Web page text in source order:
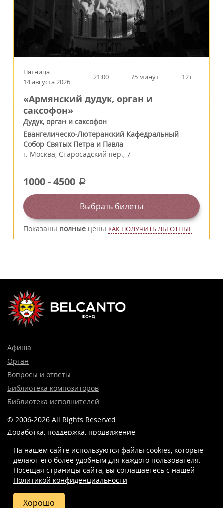
Пятница
14 августа 2026
21:00 75 минут 12+
«Армянский дудук, орган и
саксофон»
Дудук, орган и саксофон
Евангелическо-Лютеранский Кафедральный
Собор Святых Петра и Павла
г. Москва, Старосадский пер., 7
1000-4500 a
Выбрать билеты
Показаны полные цены КАК ПОЛУЧИТЬ ЛЬГОТНЫЕ
Афиша
Орган
Вопросы и ответы
Библиотека композиторов
Библиотека исполнителей
© 2006-2026 All Rights Reserved
Доработка, поддержка, продвижение
8 (499) 923-22-78
info@belcantofund.com
На нашем сайте используются файлы cookies, которые
делают его более удобным для каждого пользователя.
Посещая страницы сайта, вы соглашаетесь c нашей
Политикой конфиденциальности
Хорошо